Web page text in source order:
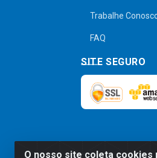
O nosso site coleta
Trabalhe
FAQ
SITE SEGURO